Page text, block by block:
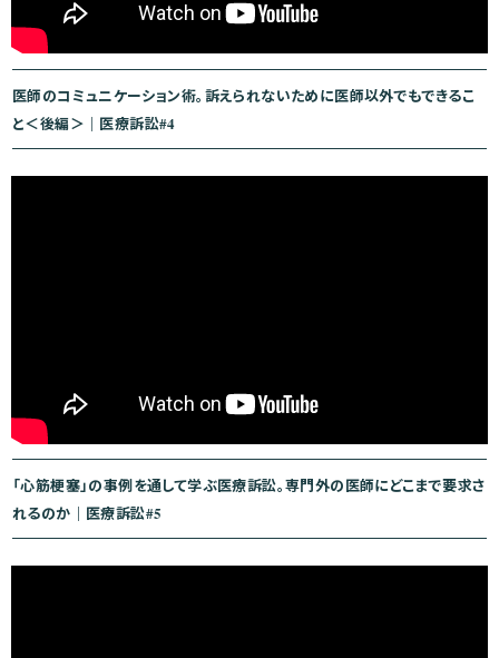
医師のコミュニケーション術。訴えられないために医師以外でもできるこ
と＜後編＞｜医療訴訟#4
「心筋梗塞」の事例を通して学ぶ医療訴訟。専門外の医師にどこまで要求さ
れるのか｜医療訴訟#5